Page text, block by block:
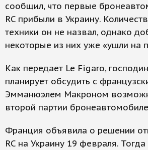
сообщил, что первые
RC прибыли в Украину.
техники он не назвал, однако
некоторые из них уже «ушли на
Как передает Le Figaro,
планирует обсудить с
Эмманюэлем Макроном
второй партии
Франция объявила о решении
RC на Украину 19 февраля.